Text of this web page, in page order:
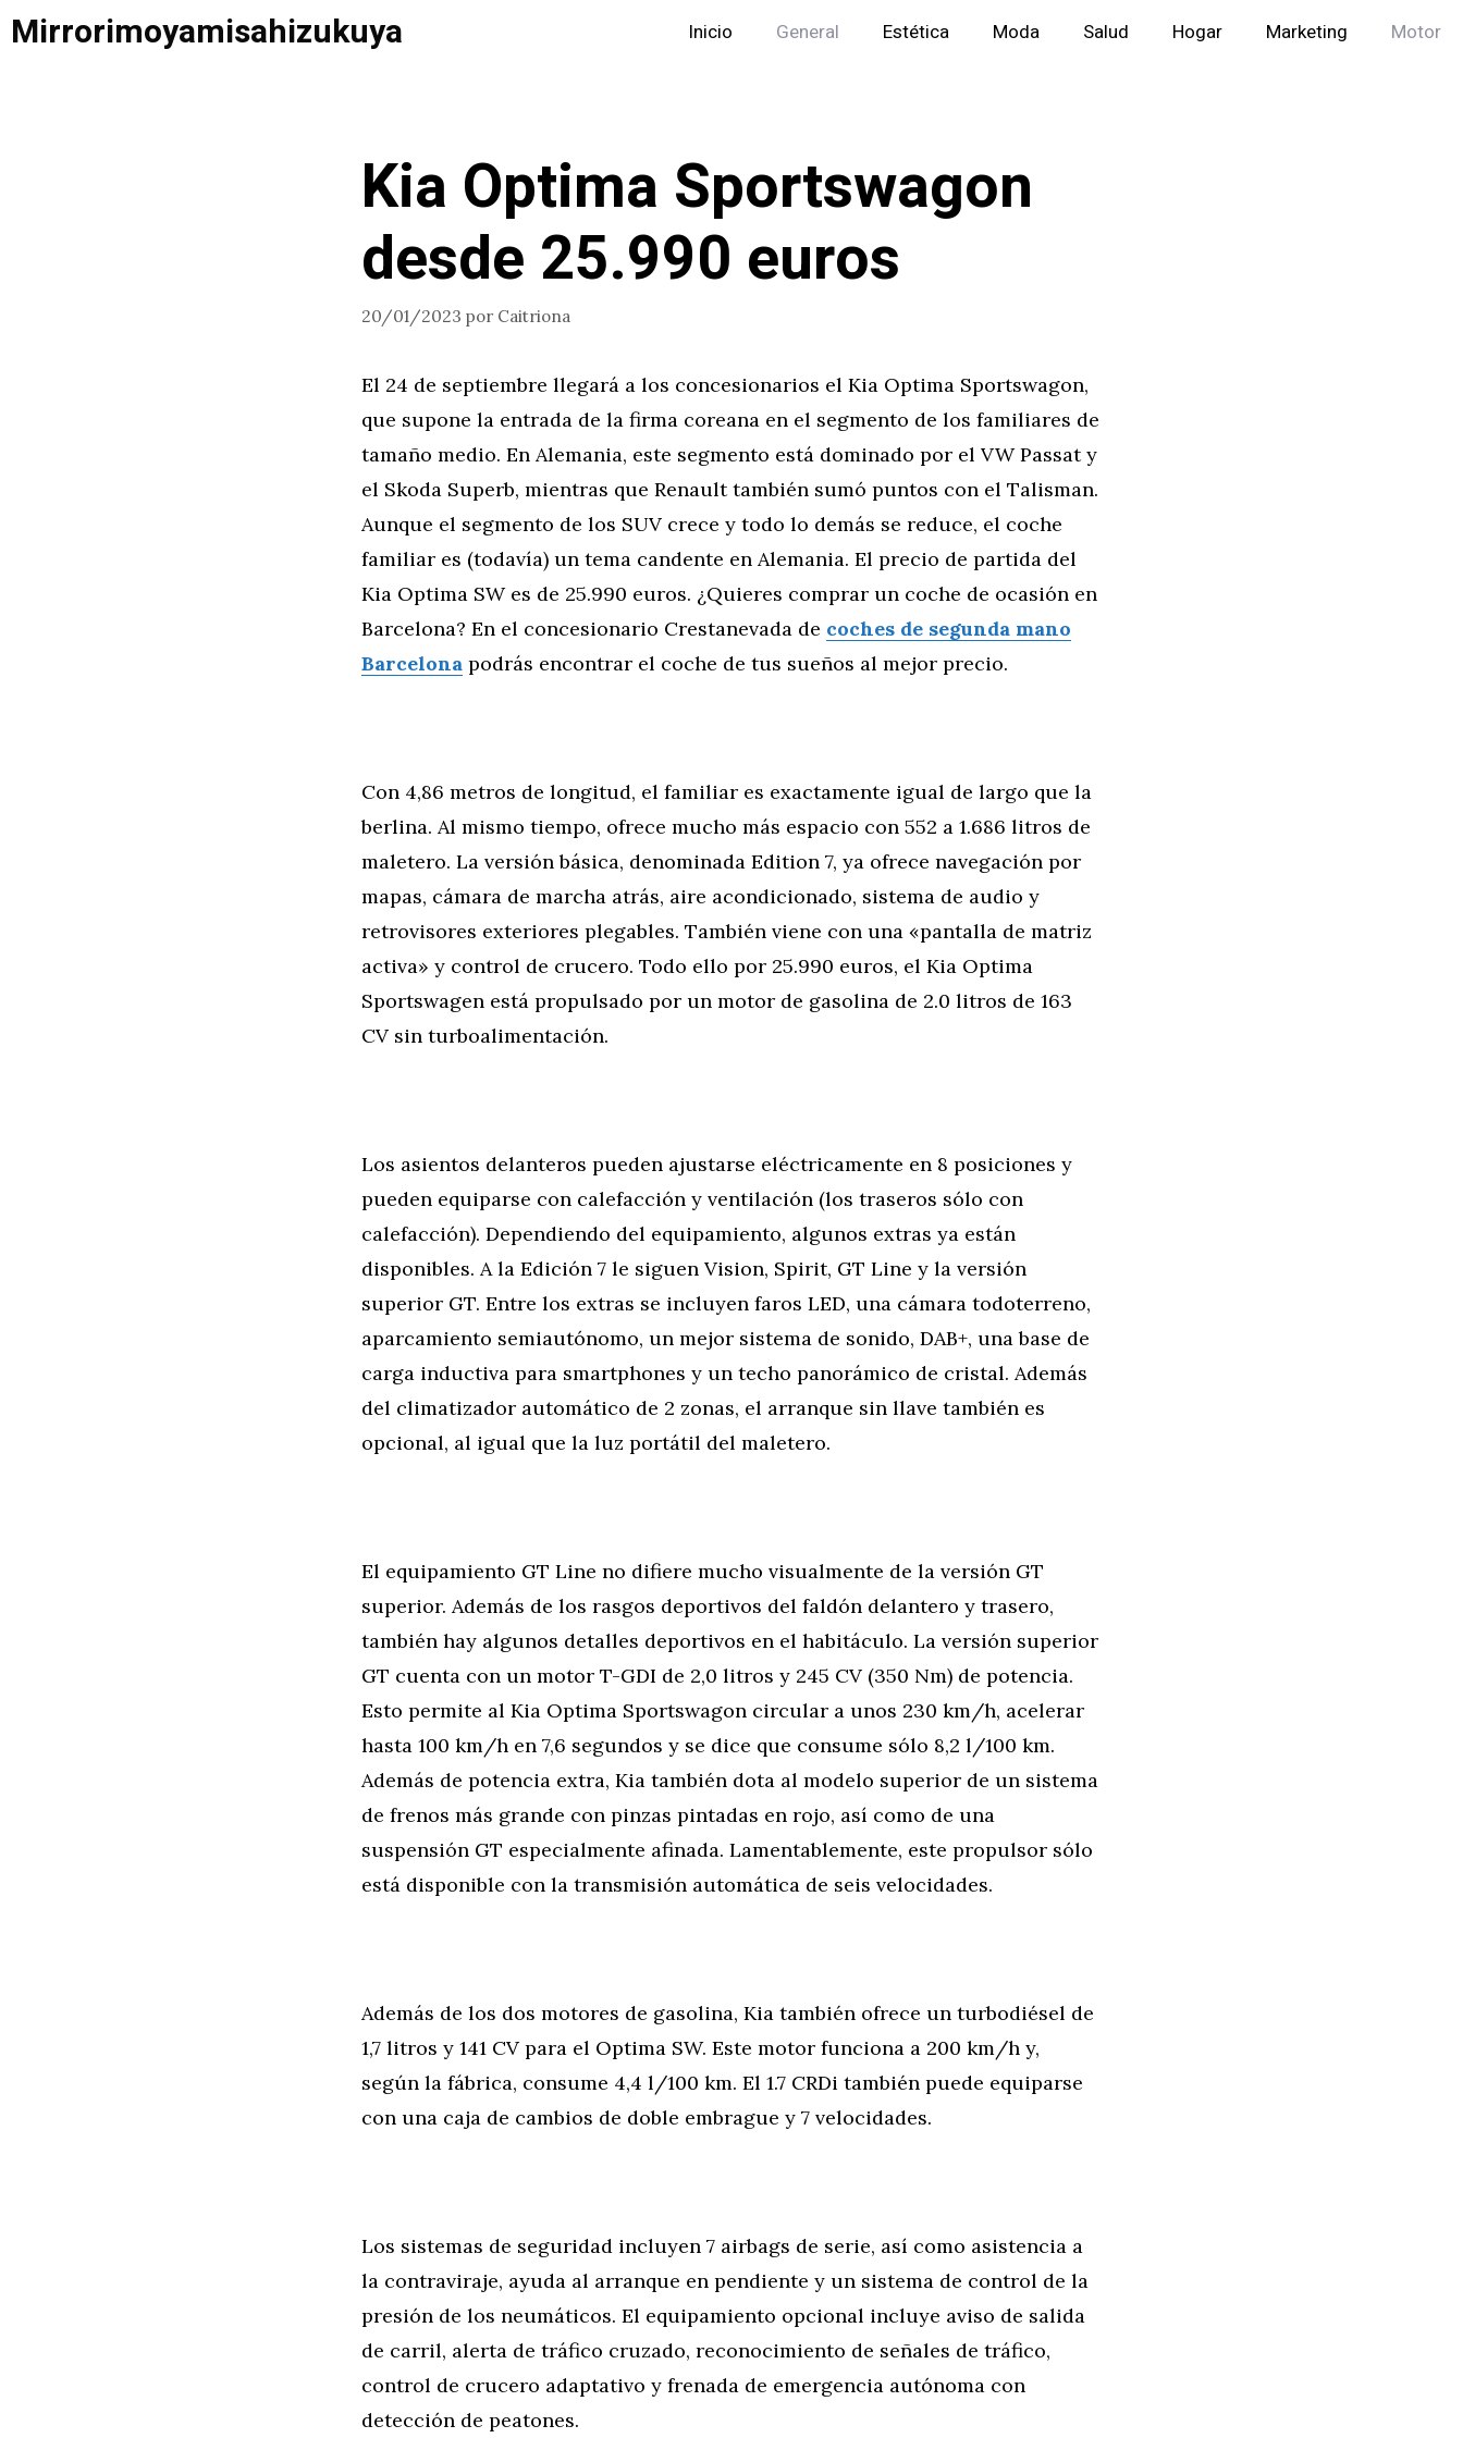
Saltar
alMirrorimoyamisahizukuya Inicio General Estética Moda Salud Hogar Marketing Motor
Kia Optima Sportswagon
desde 25.990 euros
20/01/2023 por Caitriona
El 24 de septiembre llegará a los concesionarios el Kia Optima Sportswagon,
que supone la entrada de la firma coreana en el segmento de los familiares de
tamaño medio. En Alemania, este segmento está dominado por el VW Passat y
el Skoda Superb, mientras que Renault también sumó puntos con el Talisman.
Aunque el segmento de los SUV crece y todo lo demás se reduce, el coche
familiar es (todavía) un tema candente en Alemania. El precio de partida del
Kia Optima SW es de 25.990 euros. ¿Quieres comprar un coche de ocasión en
Barcelona? En el concesionario Crestanevada de coches de segunda mano
Barcelona podrás encontrar el coche de tus sueños al mejor precio.
Con 4,86 metros de longitud, el familiar es exactamente igual de largo que la
berlina. Al mismo tiempo, ofrece mucho más espacio con 552 a 1.686 litros de
maletero. La versión básica, denominada Edition 7, ya ofrece navegación por
mapas, cámara de marcha atrás, aire acondicionado, sistema de audio y
retrovisores exteriores plegables. También viene con una «pantalla de matriz
activa» y control de crucero. Todo ello por 25.990 euros, el Kia Optima
Sportswagen está propulsado por un motor de gasolina de 2.0 litros de 163
CV sin turboalimentación.
Los asientos delanteros pueden ajustarse eléctricamente en 8 posiciones y
pueden equiparse con calefacción y ventilación (los traseros sólo con
calefacción). Dependiendo del equipamiento, algunos extras ya están
disponibles. A la Edición 7 le siguen Vision, Spirit, GT Line y la versión
superior GT. Entre los extras se incluyen faros LED, una cámara todoterreno,
aparcamiento semiautónomo, un mejor sistema de sonido, DAB+, una base de
carga inductiva para smartphones y un techo panorámico de cristal. Además
del climatizador automático de 2 zonas, el arranque sin llave también es
opcional, al igual que la luz portátil del maletero.
El equipamiento GT Line no difiere mucho visualmente de la versión GT
superior. Además de los rasgos deportivos del faldón delantero y trasero,
también hay algunos detalles deportivos en el habitáculo. La versión superior
GT cuenta con un motor T-GDI de 2,0 litros y 245 CV (350 Nm) de potencia.
Esto permite al Kia Optima Sportswagon circular a unos 230 km/h, acelerar
hasta 100 km/h en 7,6 segundos y se dice que consume sólo 8,2 l/100 km.
Además de potencia extra, Kia también dota al modelo superior de un sistema
de frenos más grande con pinzas pintadas en rojo, así como de una
suspensión GT especialmente afinada. Lamentablemente, este propulsor sólo
está disponible con la transmisión automática de seis velocidades.
Además de los dos motores de gasolina, Kia también ofrece un turbodiésel de
1,7 litros y 141 CV para el Optima SW. Este motor funciona a 200 km/h y,
según la fábrica, consume 4,4 l/100 km. El 1.7 CRDi también puede equiparse
con una caja de cambios de doble embrague y 7 velocidades.
Los sistemas de seguridad incluyen 7 airbags de serie, así como asistencia a
la contraviraje, ayuda al arranque en pendiente y un sistema de control de la
presión de los neumáticos. El equipamiento opcional incluye aviso de salida
de carril, alerta de tráfico cruzado, reconocimiento de señales de tráfico,
control de crucero adaptativo y frenada de emergencia autónoma con
detección de peatones.